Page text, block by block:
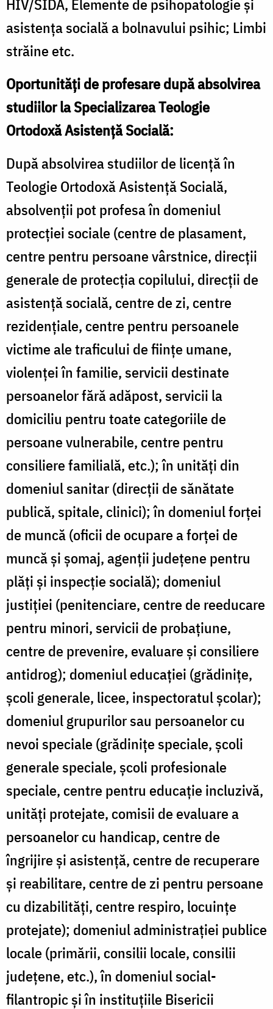
HIV/SIDA, Elemente de psihopatologie și
asistența socială a bolnavului psihic; Limbi
străine etc.
Oportunități de profesare după absolvirea
studiilor la Specializarea Teologie
Ortodoxă Asistență Socială:
După absolvirea studiilor de licență în
Teologie Ortodoxă Asistență Socială,
absolvenții pot profesa în domeniul
protecției sociale (centre de plasament,
centre pentru persoane vârstnice, direcții
generale de protecția copilului, direcții de
asistență socială, centre de zi, centre
rezidențiale, centre pentru persoanele
victime ale traficului de ființe umane,
violenței în familie, servicii destinate
persoanelor fără adăpost, servicii la
domiciliu pentru toate categoriile de
persoane vulnerabile, centre pentru
consiliere familială, etc.); în unități din
domeniul sanitar (direcții de sănătate
publică, spitale, clinici); în domeniul forței
de muncă (oficii de ocupare a forței de
muncă și șomaj, agenții județene pentru
plăți și inspecție socială); domeniul
justiției (penitenciare, centre de reeducare
pentru minori, servicii de probațiune,
centre de prevenire, evaluare și consiliere
antidrog); domeniul educației (grădinițe,
școli generale, licee, inspectoratul școlar);
domeniul grupurilor sau persoanelor cu
nevoi speciale (grădinițe speciale, școli
generale speciale, școli profesionale
speciale, centre pentru educație incluzivă,
unități protejate, comisii de evaluare a
persoanelor cu handicap, centre de
îngrijire și asistență, centre de recuperare
și reabilitare, centre de zi pentru persoane
cu dizabilități, centre respiro, locuințe
protejate); domeniul administrației publice
locale (primării, consilii locale, consilii
județene, etc.), în domeniul social-
filantropic și în instituțiile Bisericii